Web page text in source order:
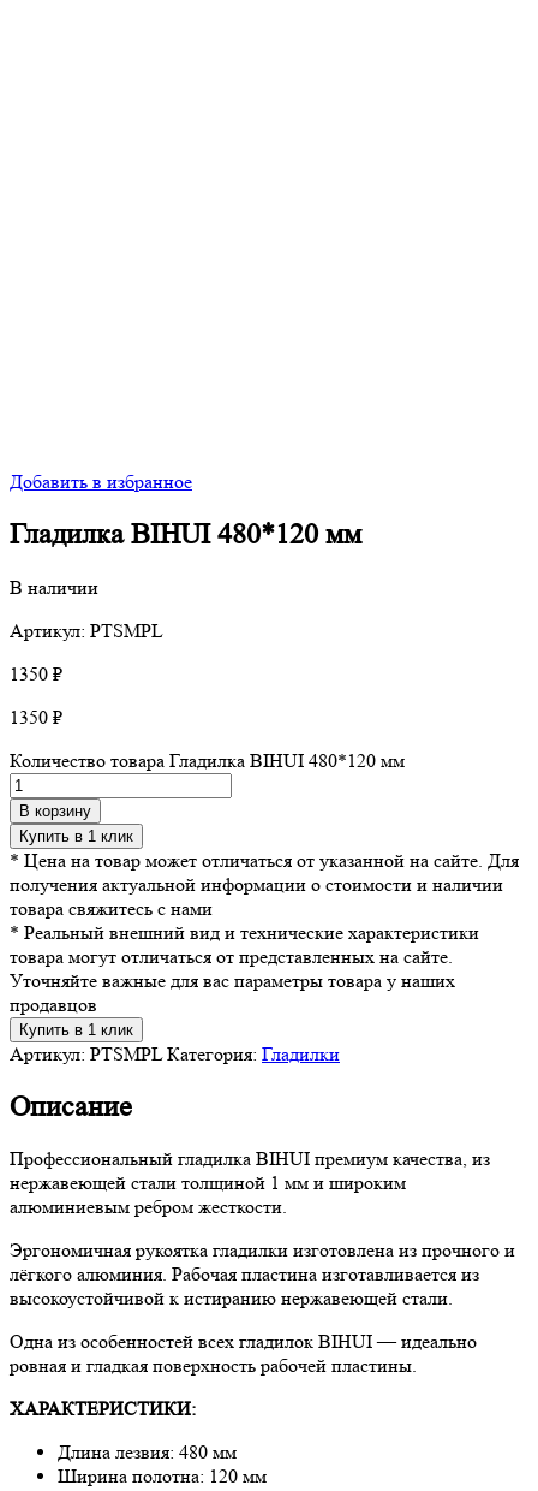
Добавить в избранное
Гладилка BIHUI 480*120 мм
В наличии
Артикул: PTSMPL
1350 ₽
1350 ₽
Количество товара Гладилка BIHUI 480*120 мм
В корзину
Купить в 1 клик
* Цена на товар может отличаться от указанной на сайте. Для
получения актуальной информации о стоимости и наличии
товара свяжитесь с нами
* Реальный внешний вид и технические характеристики
товара могут отличаться от представленных на сайте.
Уточняйте важные для вас параметры товара у наших
продавцов
Купить в 1 клик
Артикул: PTSMPL Категория: Гладилки
Описание
Профессиональный гладилка BIHUI премиум качества, из
нержавеющей стали толщиной 1 мм и широким
алюминиевым ребром жесткости.
Эргономичная рукоятка гладилки изготовлена из прочного и
лёгкого алюминия. Рабочая пластина изготавливается из
высокоустойчивой к истиранию нержавеющей стали.
Одна из особенностей всех гладилок BIHUI — идеально
ровная и гладкая поверхность рабочей пластины.
ХАРАКТЕРИСТИКИ:
Длина лезвия: 480 мм
Ширина полотна: 120 мм